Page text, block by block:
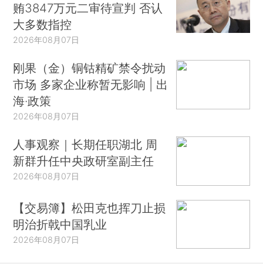
贿3847万元二审待宣判 否认
大多数指控
2026年08月07日
刚果（金）铜钴精矿禁令扰动
市场 多家企业称暂无影响 | 出
海·政策
2026年08月07日
人事观察｜长期任职湖北 周
新群升任中央政研室副主任
2026年08月07日
【交易簿】松田克也挥刀止损
明治折戟中国乳业
2026年08月07日